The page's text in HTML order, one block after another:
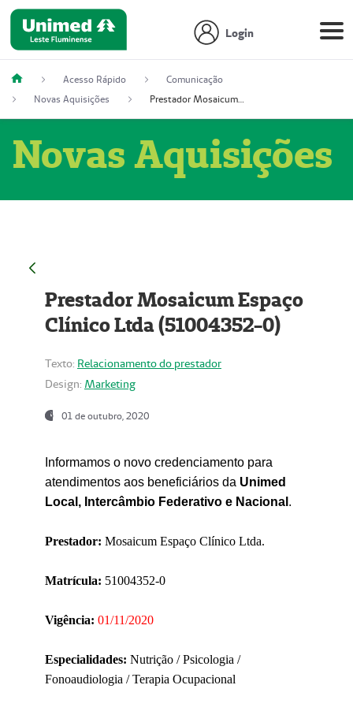
Login
Acesso Rápido
Comunicação
Novas Aquisições
Prestador Mosaicum Espaço Clínico Ltda (51004352-0)
Novas Aquisições
Prestador Mosaicum Espaço
Clínico Ltda (51004352-0)
Texto: Relacionamento do prestador
Design: Marketing
01 de outubro, 2020
Informamos o novo credenciamento para
atendimentos aos beneficiários da Unimed
Local, Intercâmbio Federativo e Nacional .
Prestador: Mosaicum Espaço Clínico Ltda.
Matrícula: 51004352-0
Vigência: 01/11/2020
Especialidades: Nutrição / Psicologia /
Fonoaudiologia / Terapia Ocupacional